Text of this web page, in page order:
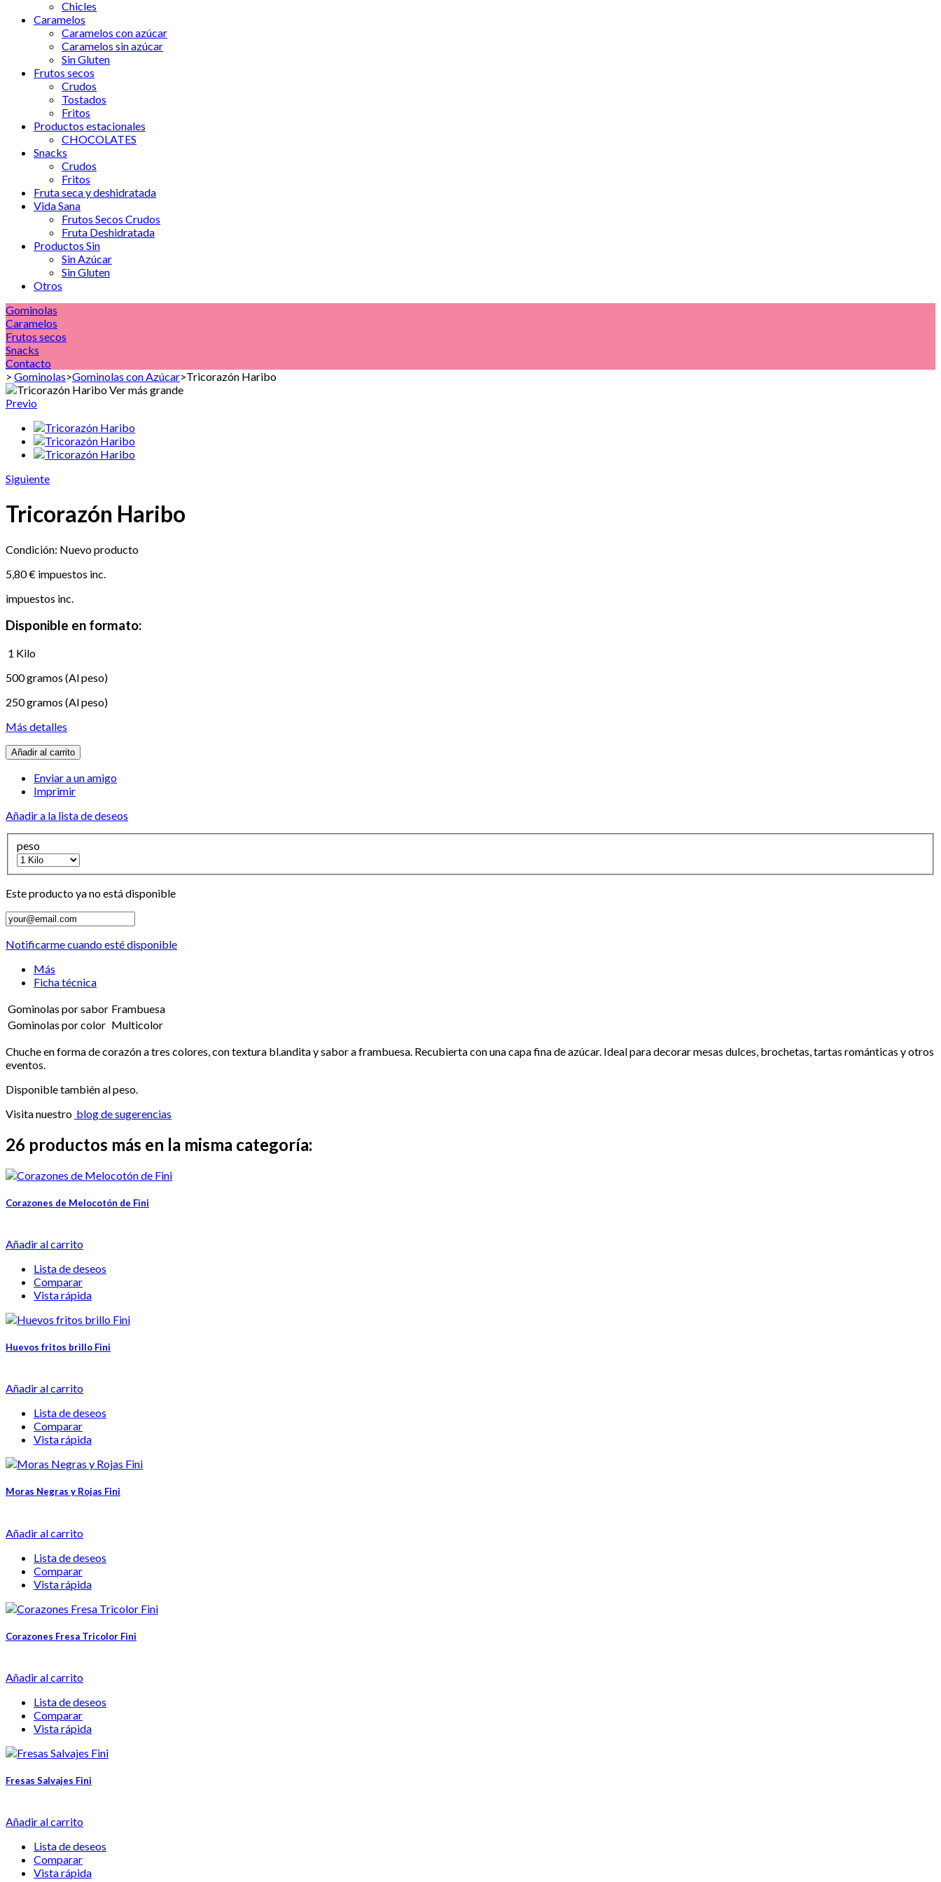
Chicles
Caramelos
Caramelos con azúcar
Caramelos sin azúcar
Sin Gluten
Frutos secos
Crudos
Tostados
Fritos
Productos estacionales
CHOCOLATES
Snacks
Crudos
Fritos
Fruta seca y deshidratada
Vida Sana
Frutos Secos Crudos
Fruta Deshidratada
Productos Sin
Sin Azúcar
Sin Gluten
Otros
Gominolas
Caramelos
Frutos secos
Snacks
Contacto
> Gominolas>Gominolas con Azúcar>Tricorazón Haribo
Ver más grande
Previo
Siguiente
Tricorazón Haribo
Condición: Nuevo producto
5,80 € impuestos inc.
impuestos inc.
Disponible en formato:
1 Kilo
500 gramos (Al peso)
250 gramos (Al peso)
Más detalles
Añadir al carrito
Enviar a un amigo
Imprimir
Añadir a la lista de deseos
peso
Este producto ya no está disponible
Notificarme cuando esté disponible
Más
Ficha técnica
Gominolas por sabor Frambuesa
Gominolas por color Multicolor
Chuche en forma de corazón a tres colores, con textura bl.andita y sabor a frambuesa. Recubierta con una capa fina de azúcar. Ideal para decorar mesas dulces, brochetas, tartas románticas y otros
eventos.
Disponible también al peso.
Visita nuestro blog de sugerencias
26 productos más en la misma categoría:
Corazones de Melocotón de Fini
Añadir al carrito
Lista de deseos
Comparar
Vista rápida
Huevos fritos brillo Fini
Añadir al carrito
Lista de deseos
Comparar
Vista rápida
Moras Negras y Rojas Fini
Añadir al carrito
Lista de deseos
Comparar
Vista rápida
Corazones Fresa Tricolor Fini
Añadir al carrito
Lista de deseos
Comparar
Vista rápida
Fresas Salvajes Fini
Añadir al carrito
Lista de deseos
Comparar
Vista rápida